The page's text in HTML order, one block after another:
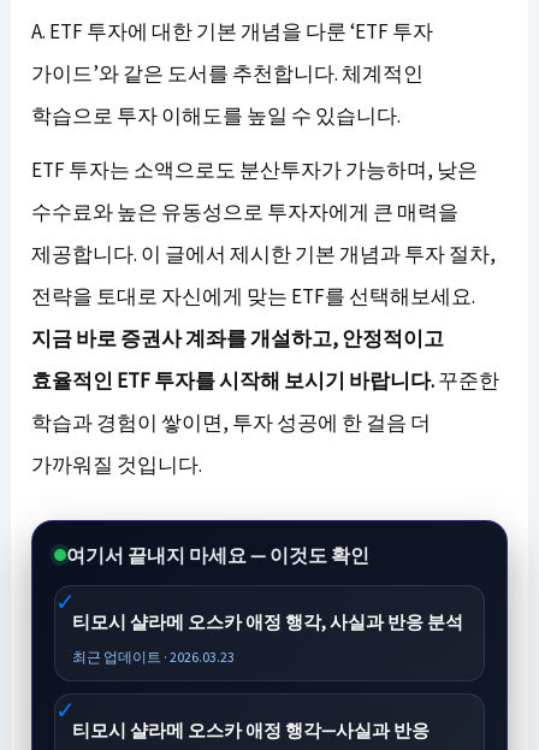
A. ETF 투자에 대한 기본 개념을 다룬 ‘ETF 투자
가이드’와 같은 도서를 추천합니다. 체계적인
학습으로 투자 이해도를 높일 수 있습니다.
ETF 투자는 소액으로도 분산투자가 가능하며, 낮은
수수료와 높은 유동성으로 투자자에게 큰 매력을
제공합니다. 이 글에서 제시한 기본 개념과 투자 절차,
전략을 토대로 자신에게 맞는 ETF를 선택해보세요.
지금 바로 증권사 계좌를 개설하고, 안정적이고
효율적인 ETF 투자를 시작해 보시기 바랍니다.꾸준한
학습과 경험이 쌓이면, 투자 성공에 한 걸음 더
가까워질 것입니다.
여기서 끝내지 마세요 — 이것도 확인
티모시 샬라메 오스카 애정 행각, 사실과 반응 분석
최근 업데이트 · 2026.03.23
티모시 샬라메 오스카 애정 행각—사실과 반응